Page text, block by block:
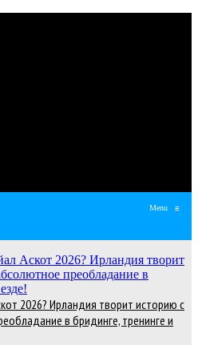
Menu ≡
2026? Ирландия творит историю с
в бридинге, тренинге и